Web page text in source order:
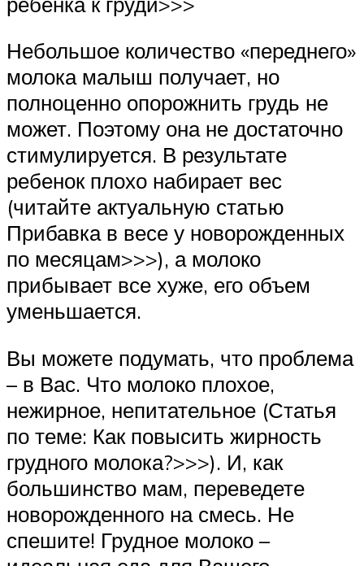
Небольшое количество «переднего»
молока малыш получает, но
полноценно опорожнить грудь не
может. Поэтому она не достаточно
стимулируется. В результате
ребенок плохо набирает вес
(читайте актуальную статью
Прибавка в весе у новорожденных
по месяцам>>>), а молоко
прибывает все хуже, его объем
уменьшается.
Вы можете подумать, что проблема
– в Вас. Что молоко плохое,
нежирное, непитательное (Статья
по теме: Как повысить жирность
грудного молока?>>>). И, как
большинство мам, переведете
новорожденного на смесь. Не
спешите! Грудное молоко –